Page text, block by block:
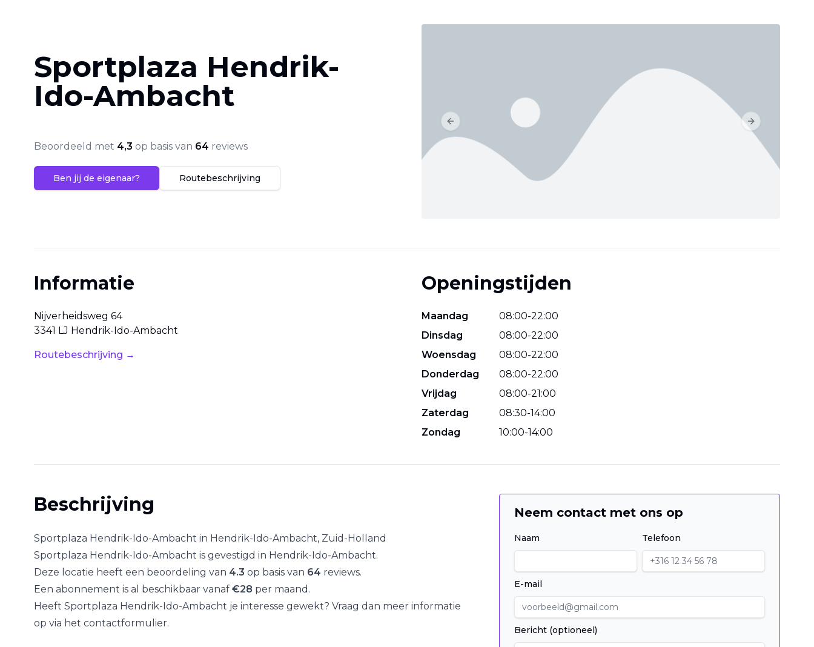
Sportplaza Hendrik-
Ido-Ambacht
Beoordeeld met 4,3 op basis van 64 reviews
Ben jij de eigenaar? Routebeschrijving
Previous slide Next slide
Informatie
Nijverheidsweg 64
3341 LJ Hendrik-Ido-Ambacht
Routebeschrijving →
Openingstijden
Maandag 08:00-22:00
Dinsdag
08:00-22:00
Woensdag
08:00-22:00
Donderdag
08:00-22:00
Vrijdag
08:00-21:00
Zaterdag
08:30-14:00
Zondag
10:00-14:00
Beschrijving
Sportplaza Hendrik-Ido-Ambacht in Hendrik-Ido-Ambacht, Zuid-Holland
Sportplaza Hendrik-Ido-Ambacht is gevestigd in Hendrik-Ido-Ambacht.
Deze locatie heeft een beoordeling van 4.3 op basis van 64 reviews.
Een abonnement is al beschikbaar vanaf €28 per maand.
Heeft Sportplaza Hendrik-Ido-Ambacht je interesse gewekt? Vraag dan meer informatie
op via het contactformulier.
Neem contact met ons op
Naam Telefoon
E-mail
Bericht (optioneel)